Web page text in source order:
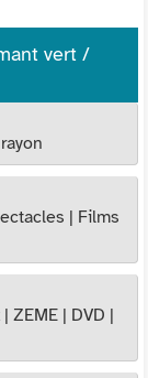
vert /
| Films
| ZEME | DVD |